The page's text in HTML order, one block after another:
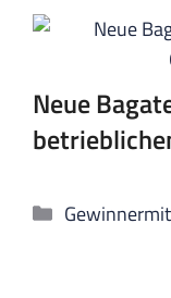
Neue
Kategorien